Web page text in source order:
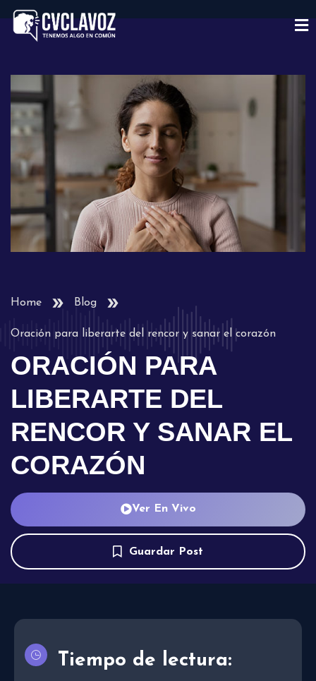
Home Blog
Oración para liberarte del rencor y sanar el corazón
ORACIÓN PARA
LIBERARTE DEL
RENCOR Y SANAR EL
CORAZÓN
Ver En Vivo
Guardar Post
Tiempo de lectura: